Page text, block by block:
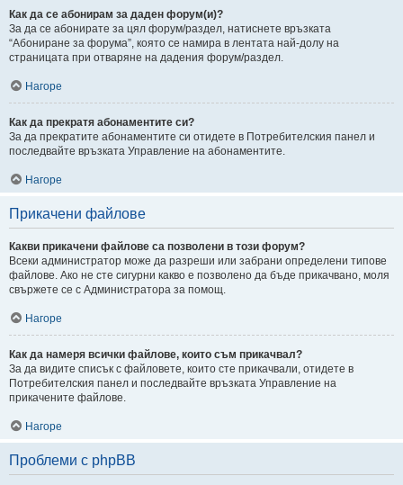
Как да се абонирам за даден форум(и)?
За да се абонирате за цял форум/раздел, натиснете връзката
“Абониране за форума”, която се намира в лентата най-долу на
страницата при отваряне на дадения форум/раздел.
Нагоре
Как да прекратя абонаментите си?
За да прекратите абонаментите си отидете в Потребителския панел и
последвайте връзката Управление на абонаментите.
Нагоре
Прикачени файлове
Какви прикачени файлове са позволени в този форум?
Всеки администратор може да разреши или забрани определени типове
файлове. Ако не сте сигурни какво е позволено да бъде прикачвано, моля
свържете се с Администратора за помощ.
Нагоре
Как да намеря всички файлове, които съм прикачвал?
За да видите списък с файловете, които сте прикачвали, отидете в
Потребителския панел и последвайте връзката Управление на
прикачените файлове.
Нагоре
Проблеми с phpBB